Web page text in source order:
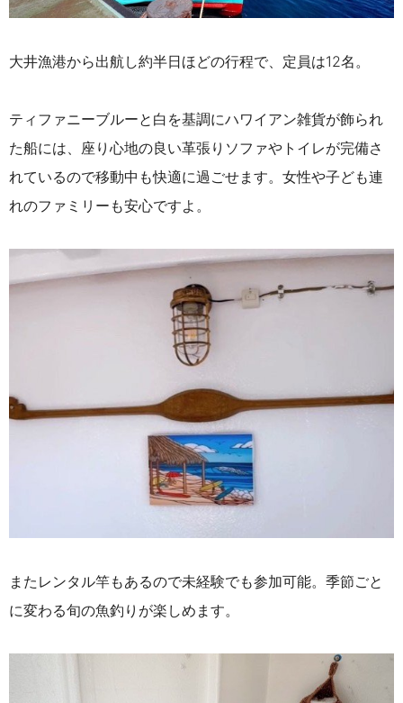
大井漁港から出航し約半日ほどの行程で、定員は12名。
ティファニーブルーと白を基調にハワイアン雑貨が飾られ
た船には、座り心地の良い革張りソファやトイレが完備さ
れているので移動中も快適に過ごせます。女性や子ども連
れのファミリーも安心ですよ。
またレンタル竿もあるので未経験でも参加可能。季節ごと
に変わる旬の魚釣りが楽しめます。